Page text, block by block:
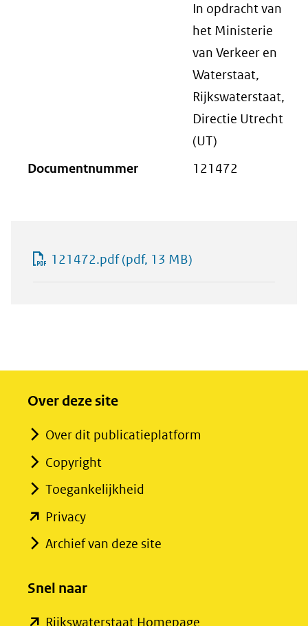
In opdracht van
het Ministerie
van Verkeer en
Waterstaat,
Rijkswaterstaat,
Directie Utrecht
(UT)
Documentnummer
121472
121472.pdf(pdf, 13 MB)
Over deze site
Over dit publicatieplatform
Copyright
Toegankelijkheid
Privacy(opent
in
venster)
Archief van deze site
Snel naar
Rijkswaterstaat Homepage